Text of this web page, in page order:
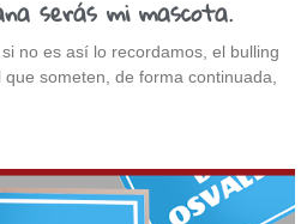
serás mi mascota.
no es así lo recordamos, el bulling
someten, de forma continuada,